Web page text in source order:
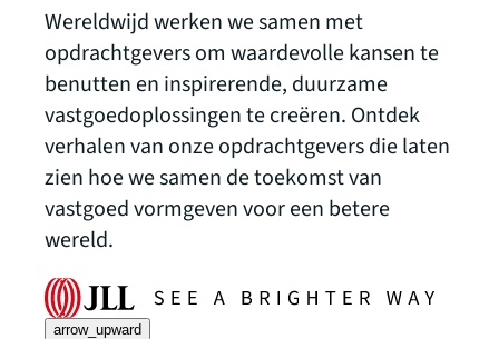
Wereldwijd werken we samen met
opdrachtgevers om waardevolle kansen te
benutten en inspirerende, duurzame
vastgoedoplossingen te creëren. Ontdek
verhalen van onze opdrachtgevers die laten
zien hoe we samen de toekomst van
vastgoed vormgeven voor een betere
wereld.
arrow_upward